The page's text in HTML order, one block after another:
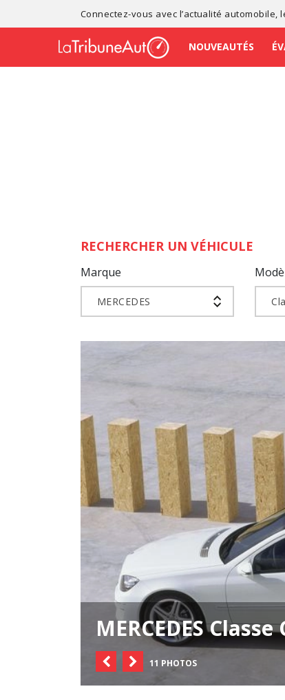
Connectez-vous avec l’actualité automobile ,
NOUVEAUTÉS
RECHERCHER UN VÉHICULE
Marque
MERCEDES
MERCEDES
11 PHOTOS